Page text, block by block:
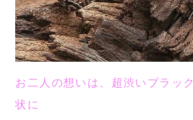
お二人の想いは、超渋いブラッ
状に